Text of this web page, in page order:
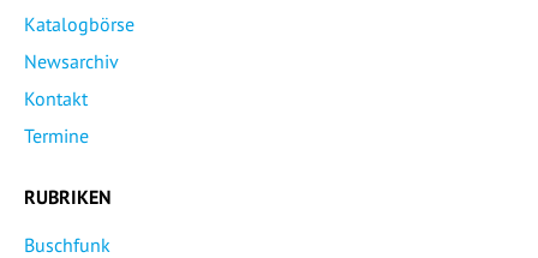
Katalogbörse
Newsarchiv
Kontakt
Termine
RUBRIKEN
Buschfunk